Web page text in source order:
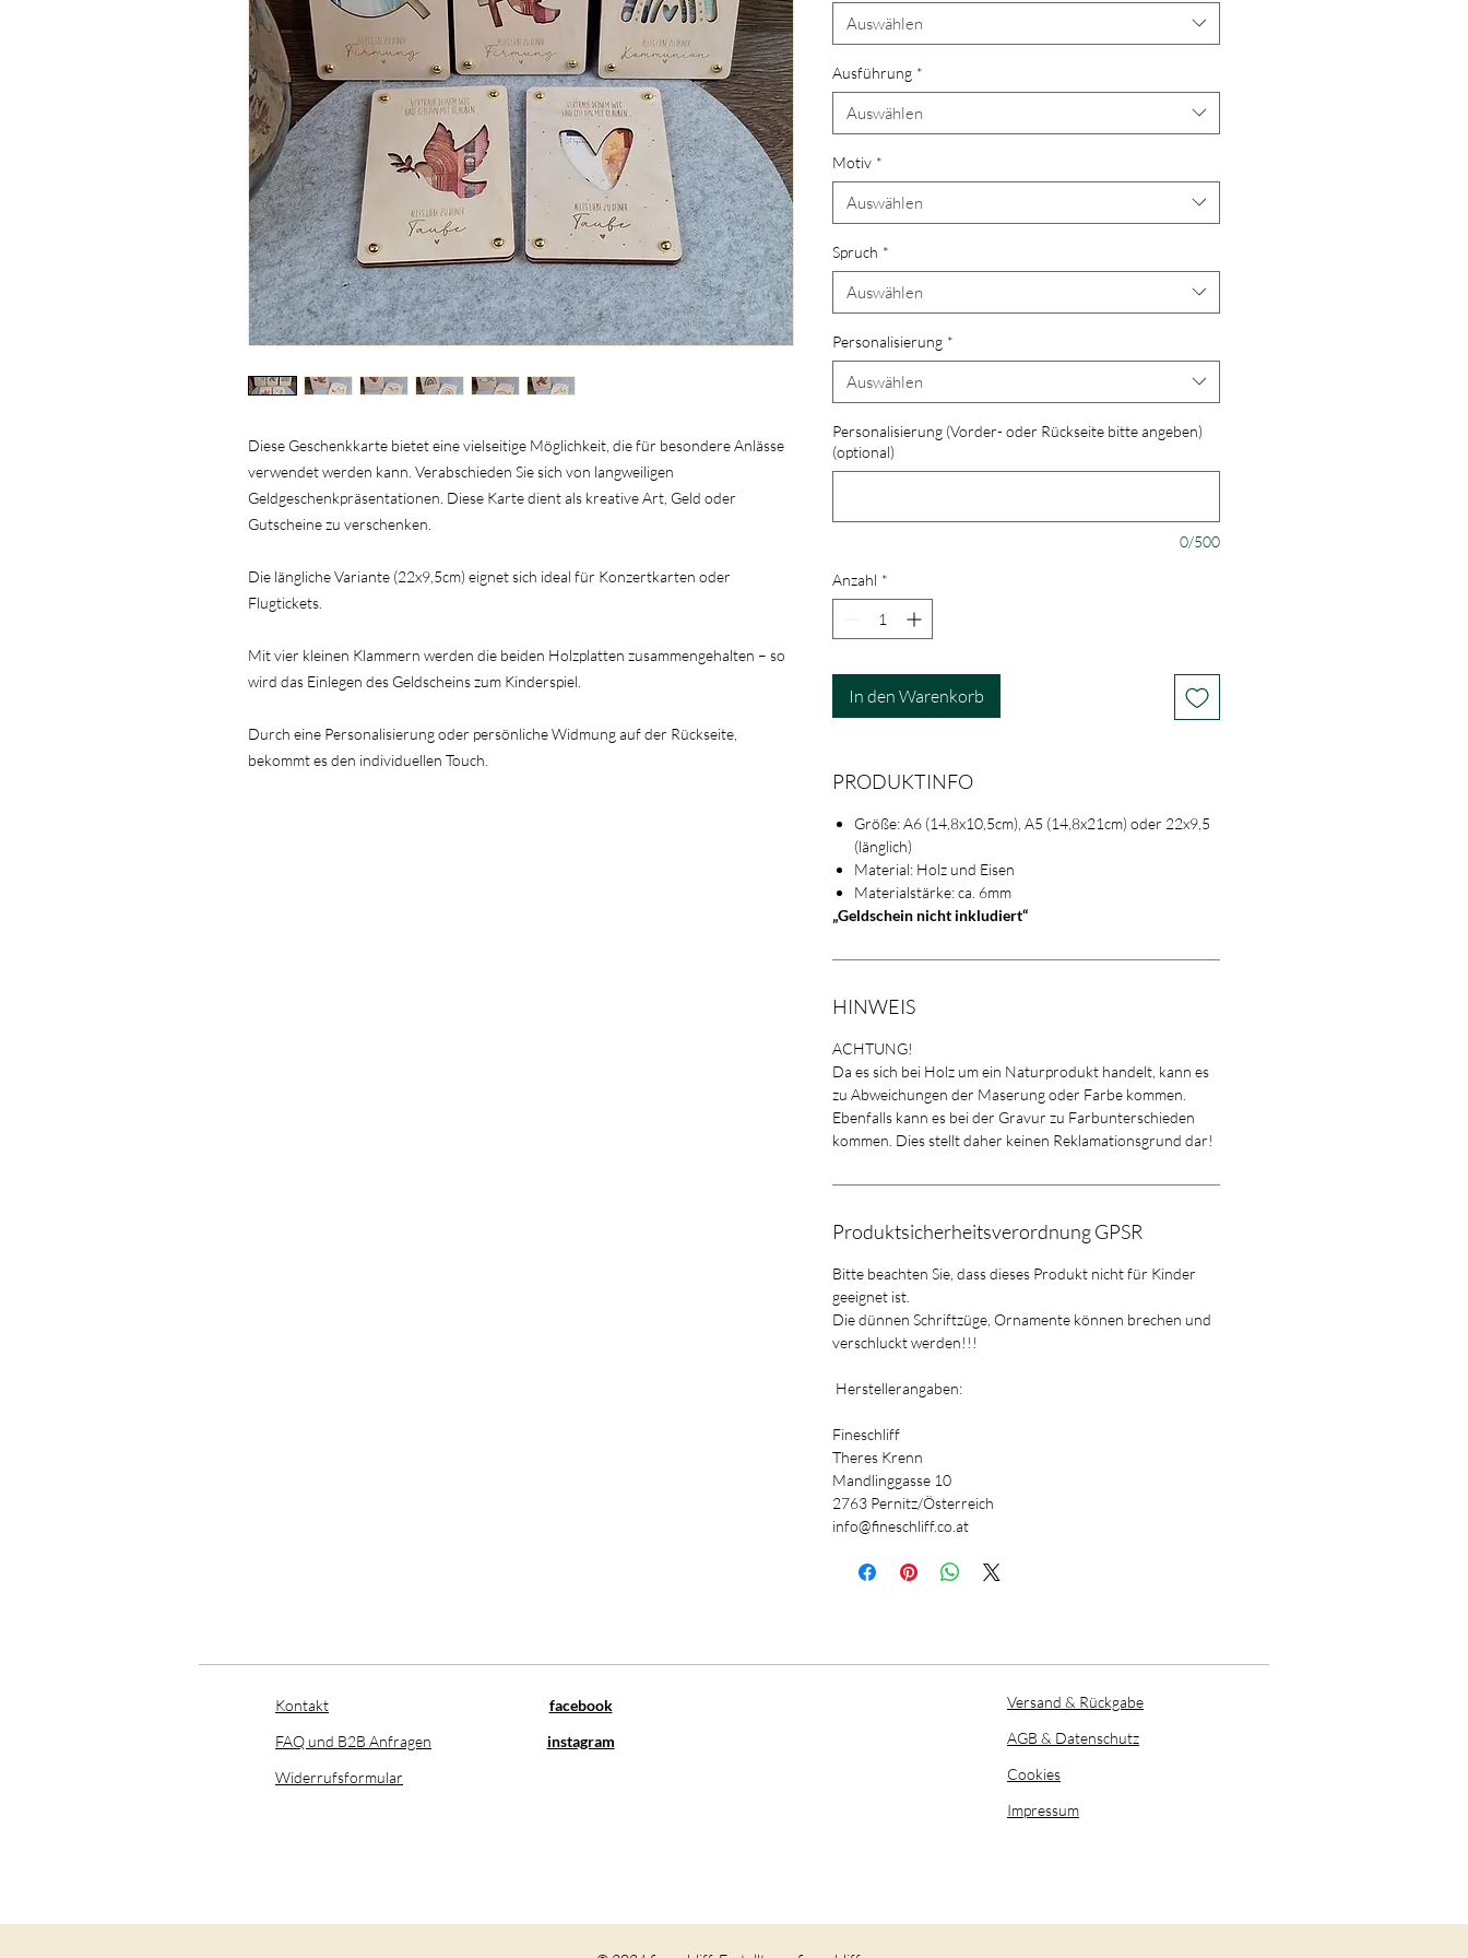
Diese Geschenkkarte bietet eine vielseitige Möglichkeit, die für besondere Anlässe
verwendet werden kann. Verabschieden Sie sich von langweiligen
Geldgeschenkpräsentationen. Diese Karte dient als kreative Art, Geld oder
Gutscheine zu verschenken.
Die längliche Variante (22x9,5cm) eignet sich ideal für Konzertkarten oder
Flugtickets.
Mit vier kleinen Klammern werden die beiden Holzplatten zusammengehalten – so
wird das Einlegen des Geldscheins zum Kinderspiel.
Durch eine Personalisierung oder persönliche Widmung auf der Rückseite,
bekommt es den individuellen Touch.
Auswählen
Ausführung *
Auswählen
Motiv *
Auswählen
Spruch *
Auswählen
Personalisierung *
Auswählen
Personalisierung (Vorder- oder Rückseite bitte angeben)
(optional)
0/500
Anzahl *
In den Warenkorb
PRODUKTINFO
Größe: A6 (14,8x10,5cm), A5 (14,8x21cm) oder 22x9,5
(länglich)
Material: Holz und Eisen
Materialstärke: ca. 6mm
„Geldschein nicht inkludiert“
HINWEIS
ACHTUNG!
Da es sich bei Holz um ein Naturprodukt handelt, kann es
zu Abweichungen der Maserung oder Farbe kommen.
Ebenfalls kann es bei der Gravur zu Farbunterschieden
kommen. Dies stellt daher keinen Reklamationsgrund dar!
Produktsicherheitsverordnung GPSR
Bitte beachten Sie, dass dieses Produkt nicht für Kinder
geeignet ist.
Die dünnen Schriftzüge, Ornamente können brechen und
verschluckt werden!!!
Herstellerangaben:
Fineschliff
Theres Krenn
Mandlinggasse 10
2763 Pernitz/Österreich
info@fineschliff.co.at
Kontakt
FAQ und B2B Anfragen
​Widerrufsformular
facebook
instagram
Versand & Rückgabe
AGB & Datenschutz
Cookies
Impressum